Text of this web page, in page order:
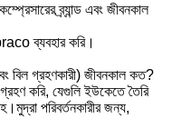
ব্র্যান্ড এবং জীবনকাল
ব্যবহার করি।
বিল গ্রহণকারী) জীবনকাল কত?
করি, যেগুলি ইউকেতে তৈরি
পরিবর্তনকারীর জন্য,